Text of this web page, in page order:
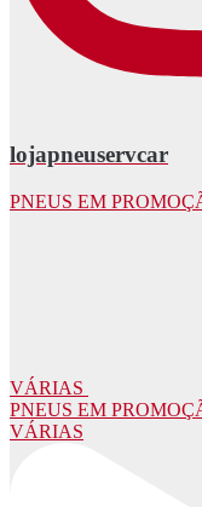
lojapneuservcar
PNEUS EM
VÁRIAS
PNEUS EM
VÁRIAS